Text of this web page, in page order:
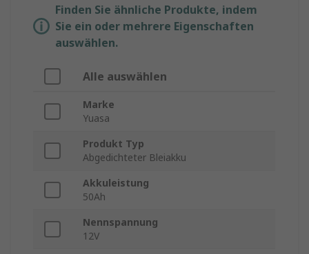
Finden Sie ähnliche Produkte, indem
Sie ein oder mehrere Eigenschaften
auswählen.
Alle auswählen
Marke
Yuasa
Produkt Typ
Abgedichteter Bleiakku
Akkuleistung
50Ah
Nennspannung
12V